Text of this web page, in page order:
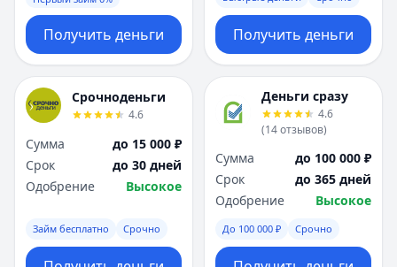
Получить деньги Получить деньги
Срочноденьги
4.6
Сумма
до 15 000 ₽
Срок
до 30 дней
Одобрение
Высокое
Займ бесплатно Срочно
Деньги сразу
4.6
(14отзывов)
Сумма
до 100 000 ₽
Срок
до 365 дней
Одобрение
Высокое
До 100 000 ₽ Срочно